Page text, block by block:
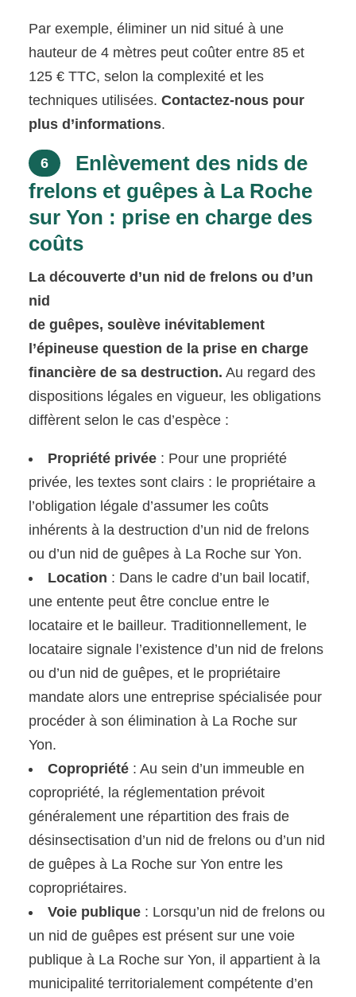
Par exemple, éliminer un nid situé à une
hauteur de 4 mètres peut coûter entre 85 et
125 € TTC, selon la complexité et les
techniques utilisées.Contactez-nous pour
plus d’informations.
6
Enlèvement des nids de
frelons et guêpes à La Roche
sur Yon : prise en charge des
coûts
La découverte d’un nid de frelons ou d’un
nid
de guêpes, soulève inévitablement
l’épineuse question de la prise en charge
financière de sa destruction. Au regard des
dispositions légales en vigueur, les obligations
diffèrent selon le cas d’espèce :
Propriété privée : Pour une propriété
privée, les textes sont clairs : le propriétaire a
l’obligation légale d’assumer les coûts
inhérents à la destruction d’un nid de frelons
ou d’un nid de guêpes à La Roche sur Yon.
Location : Dans le cadre d’un bail locatif,
une entente peut être conclue entre le
locataire et le bailleur. Traditionnellement, le
locataire signale l’existence d’un nid de frelons
ou d’un nid de guêpes, et le propriétaire
mandate alors une entreprise spécialisée pour
procéder à son élimination à La Roche sur
Yon.
Copropriété : Au sein d’un immeuble en
copropriété, la réglementation prévoit
généralement une répartition des frais de
désinsectisation d’un nid de frelons ou d’un nid
de guêpes à La Roche sur Yon entre les
copropriétaires.
Voie publique : Lorsqu’un nid de frelons ou
un nid de guêpes est présent sur une voie
publique à La Roche sur Yon, il appartient à la
municipalité territorialement compétente d’en